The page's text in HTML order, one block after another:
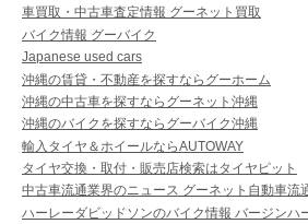
車買取・中古車査定情報 グーネット買取
バイク情報 グーバイク
Japanese used cars
沖縄の賃貸・不動産を探すならグーホーム
沖縄の中古車を探すならグーネット沖縄
沖縄のバイクを探すならグーバイク沖縄
輸入タイヤ＆ホイールならAUTOWAY
タイヤ交換・取付・販売店検索はタイヤピット
中古車流通業界のニュース グーネット自動車流
ハーレーダビッドソンのバイク情報 バージンハ